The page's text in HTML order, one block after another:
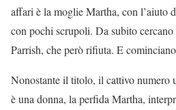
affari è la moglie Martha, con l’aiuto
con pochi scrupoli. Da subito
Parrish, che però rifiuta. E
Nonostante il titolo, il cattivo numero
è una donna, la perfida Martha,